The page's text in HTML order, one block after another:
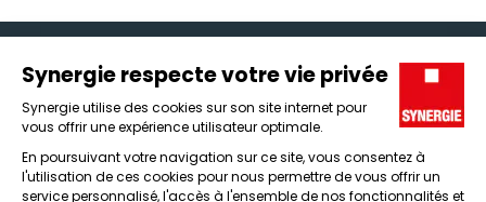
Icône d'illustration
Candidats
Entreprises
Icône d'illustration
Nos agences
Icône d'illustration